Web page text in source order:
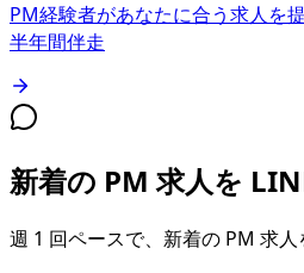
PM経験者があなたに合う求人を
半年間伴走
新着の PM 求人を
週 1 回ペースで、新着の PM 求人